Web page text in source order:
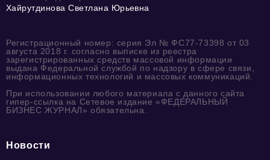
Хайрутдинова Светлана Юрьевна
Регистрационный номер: серия Эл № ФС77-73398 от 03
августа 2018 г. согласно выписке из реестра
зарегистрированных средств массовой информации
выдана Федеральной службой по надзору в сфере связи,
информационных технологий и массовых коммуникаций.
При использовании любого материала с данного сайта
гипер-ссылка на Сетевое издание «ФЕДЕРАЛЬНЫЙ
БИЗНЕС ЖУРНАЛ» обязательна.
Новости